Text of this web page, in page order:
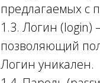
предлагаемых с
1.3. Логин (login)
позволяющий
Логин уникален.